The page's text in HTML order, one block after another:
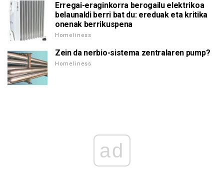
Erregai-eraginkorra berogailu elektrikoa
belaunaldi berri bat du: ereduak eta kritika
onenak berrikuspena
Homeliness
Zein da nerbio-sistema zentralaren pump?
Homeliness
ad